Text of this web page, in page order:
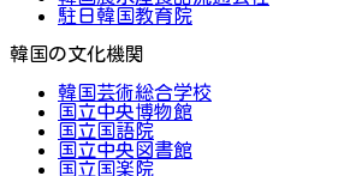
駐日韓国教育院
韓国の文化機関
韓国芸術総合学校
国立中央博物館
国立国語院
国立中央図書館
国立国楽院